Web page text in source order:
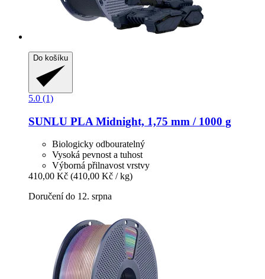
Do košíku
5.0 (1)
SUNLU PLA Midnight, 1,75 mm / 1000 g
Biologicky odbouratelný
Vysoká pevnost a tuhost
Výborná přilnavost vrstvy
410,00 Kč (410,00 Kč / kg)
Doručení do 12. srpna